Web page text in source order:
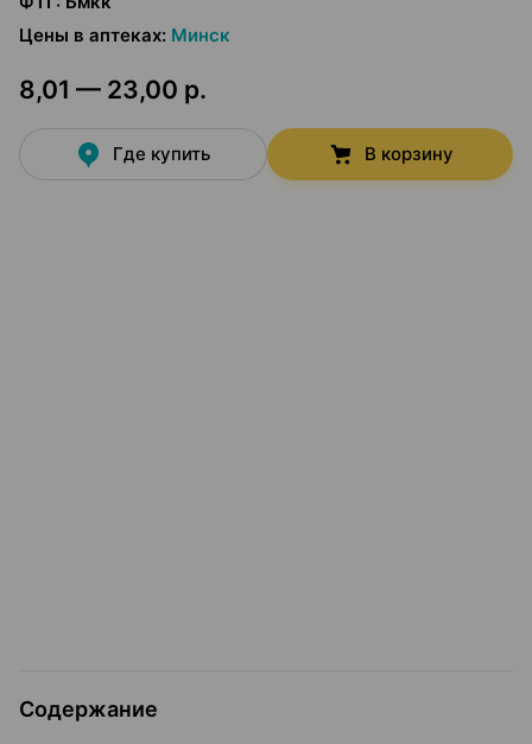
Цены в аптеках: Минск
8,01 — 23,00 р.
Где купить В корзину
Содержание